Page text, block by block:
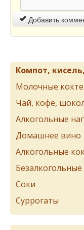
Добавить
Компот,
Молочные
Чай, кофе,
Алкогольные
Домашнее вино
Алкогольные
Соки
Суррогаты